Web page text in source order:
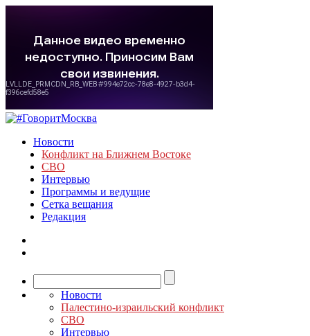
Новости
Конфликт на Ближнем Востоке
СВО
Интервью
Программы и ведущие
Сетка вещания
Редакция
Новости
Палестино-израильский конфликт
СВО
Интервью